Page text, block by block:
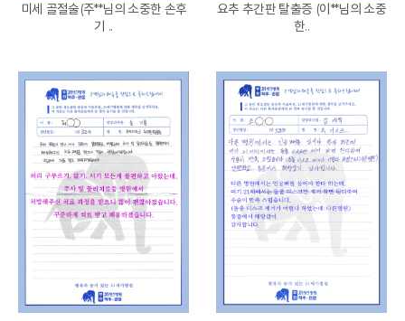
미세 골절술(주**님의 소중한 손후
기 ..
요추 추간판 탈출증 (이**님의 소중
한..